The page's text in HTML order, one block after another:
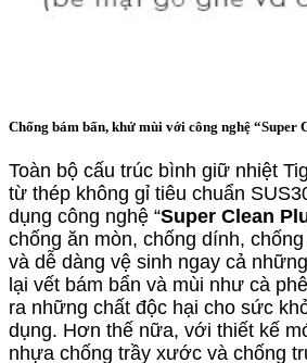
Chống bám bẩn, khử mùi với công nghệ “Super
Toàn bộ cấu trúc bình giữ nhiệt
từ thép không gỉ tiêu chuẩn
dụng công nghệ “Super Clean
chống ăn mòn, chống dính,
và dễ dàng vệ sinh ngay cả
lại vết bám bẩn và mùi như cà
ra những chất độc hại cho sức
dụng. Hơn thế nữa, với thiết kế
nhựa chống trầy xước và chống